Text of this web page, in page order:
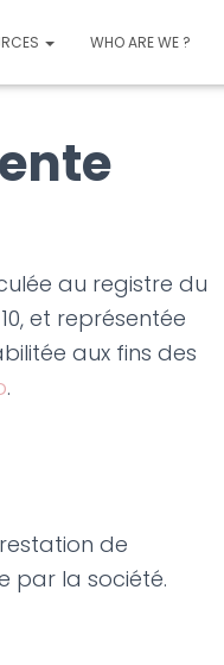
WHO ARE WE ?
au registre du
et représentée
aux fins des
.
de
par la société.